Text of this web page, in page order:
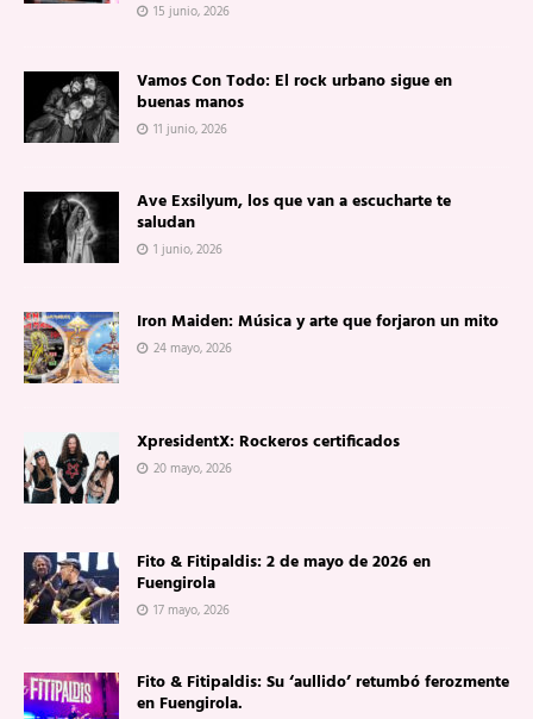
15 junio, 2026
Vamos Con Todo: El rock urbano sigue en
buenas manos
11 junio, 2026
Ave Exsilyum, los que van a escucharte te
saludan
1 junio, 2026
Iron Maiden: Música y arte que forjaron un mito
24 mayo, 2026
XpresidentX: Rockeros certificados
20 mayo, 2026
Fito & Fitipaldis: 2 de mayo de 2026 en
Fuengirola
17 mayo, 2026
Fito & Fitipaldis: Su ‘aullido’ retumbó ferozmente
en Fuengirola.